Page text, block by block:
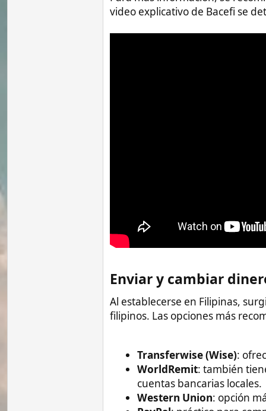
Transferwise (Wise): ofrece tipos
WorldRemit
: también tiene bajos
cuentas bancarias locales.
PayPal
: práctico para compras por
comerciales. Retirar efectivo con
altas comisiones.
Abrir una cuenta bancaria​
Para estancias prolongadas, conviene
por residentes españoles: